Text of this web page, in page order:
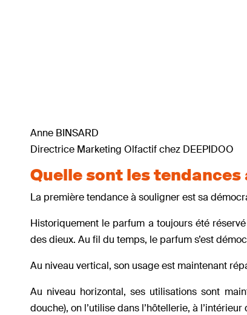
Anne BINSARD
Directrice Marketing Olfactif chez DEEPIDOO
Quelle sont les
La première tendance à souligner est sa
Historiquement le parfum a toujours été
des dieux. Au fil du temps, le parfum s’est
Au niveau vertical, son usage est maintenant
Au niveau horizontal, ses utilisations sont
douche), on l’utilise dans l’hôtellerie, à l’intérieur